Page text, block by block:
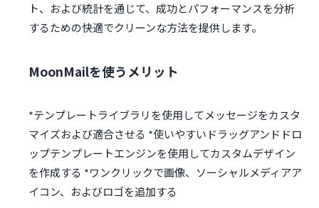
ト、および統計を通じて、成功とパフォーマンスを分析
するための快適でクリーンな方法を提供します。
MoonMailを使うメリット
*テンプレートライブラリを使用してメッセージをカスタ
マイズおよび適合させる *使いやすいドラッグアンドドロ
ップテンプレートエンジンを使用してカスタムデザイン
を作成する *ワンクリックで画像、ソーシャルメディアア
イコン、およびロゴを追加する